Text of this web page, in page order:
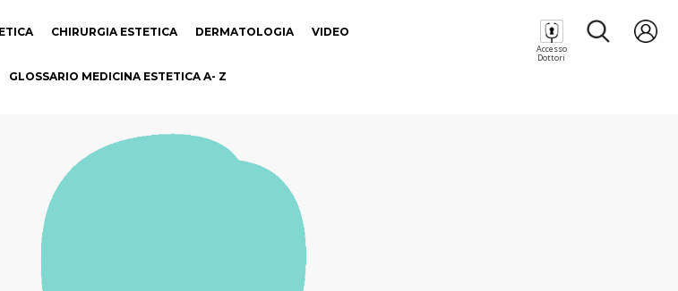
CHIRURGIA ESTETICA DERMATOLOGIA VIDEO
GLOSSARIO MEDICINA ESTETICA A- Z
Accesso
Dottori